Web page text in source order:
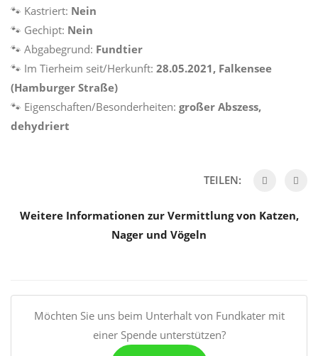
🐾 Kastriert: Nein
🐾 Gechipt: Nein
🐾 Abgabegrund: Fundtier
🐾 Im Tierheim seit/Herkunft: 28.05.2021, Falkensee
(Hamburger Straße)
🐾 Eigenschaften/Besonderheiten: großer Abszess,
dehydriert
TEILEN:
Weitere Informationen zur Vermittlung von Katzen,
Nager und Vögeln
Möchten Sie uns beim Unterhalt von Fundkater mit
einer Spende unterstützen?